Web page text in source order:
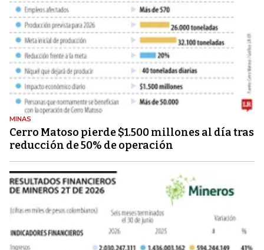
MINAS
Cerro Matoso pierde $1.500 millones al día tras
reducción de 50% de operación